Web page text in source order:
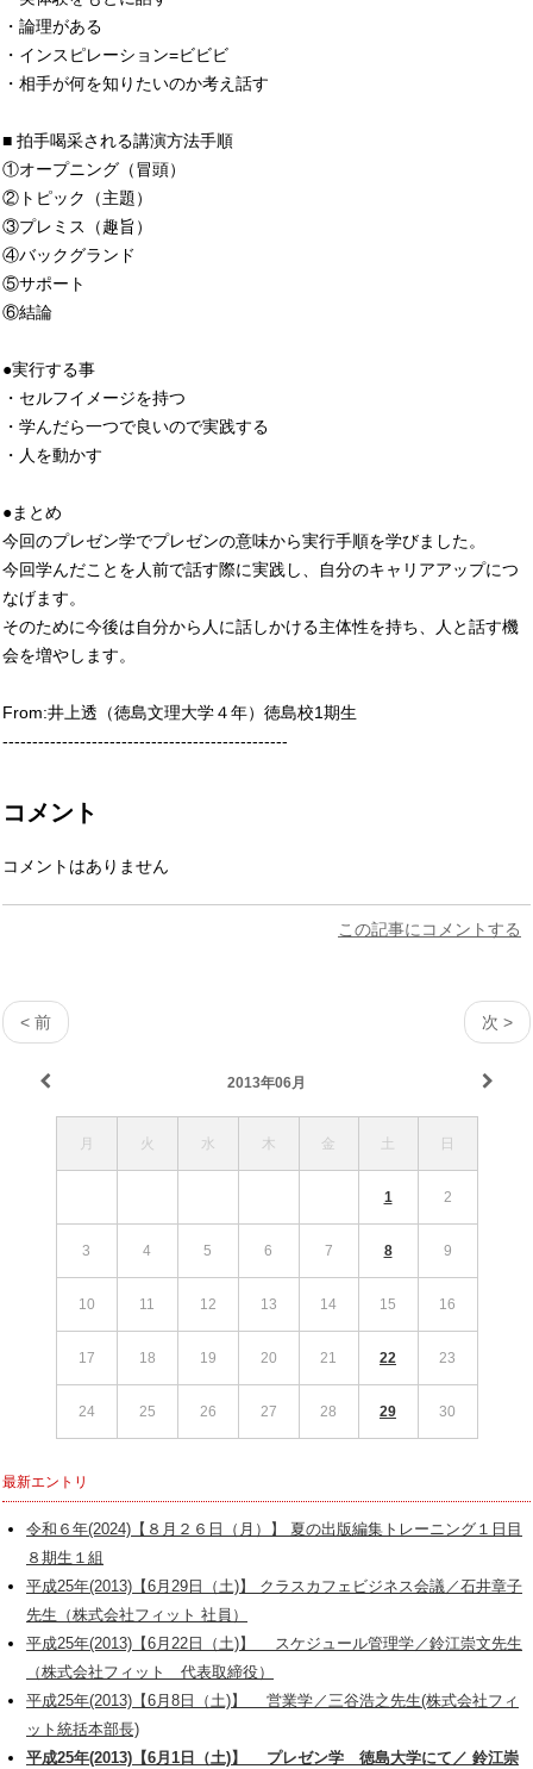
・論理がある
・インスピレーション=ビビビ
・相手が何を知りたいのか考え話す
■ 拍手喝采される講演方法手順
①オープニング（冒頭）
②トピック（主題）
③プレミス（趣旨）
④バックグランド
⑤サポート
⑥結論
●実行する事
・セルフイメージを持つ
・学んだら一つで良いので実践する
・人を動かす
●まとめ
今回のプレゼン学でプレゼンの意味から実行手順を学びました。
今回学んだことを人前で話す際に実践し、自分のキャリアアップにつ
なげます。
そのために今後は自分から人に話しかける主体性を持ち、人と話す機
会を増やします。
From:井上透（徳島文理大学４年）徳島校1期生
------------------------------------------------
コメント
コメントはありません
この記事にコメントする
< 前 次 >
2013年06月
月 火 水 木 金 土 日
1 2
3 4 5 6 7 8 9
10 11 12 13 14 15 16
17 18 19 20 21 22 23
24 25 26 27 28 29 30
最新エントリ
令和６年(2024)【８月２６日（月）】 夏の出版編集トレーニング１日目
８期生１組
平成25年(2013)【6月29日（土)】 クラスカフェビジネス会議／石井章子
先生（株式会社フィット 社員）
平成25年(2013)【6月22日（土)】 スケジュール管理学／鈴江崇文先生
（株式会社フィット 代表取締役）
平成25年(2013)【6月8日（土)】 営業学／三谷浩之先生(株式会社フィ
ット統括本部長)
平成25年(2013)【6月1日（土)】 プレゼン学 徳島大学にて／ 鈴江崇